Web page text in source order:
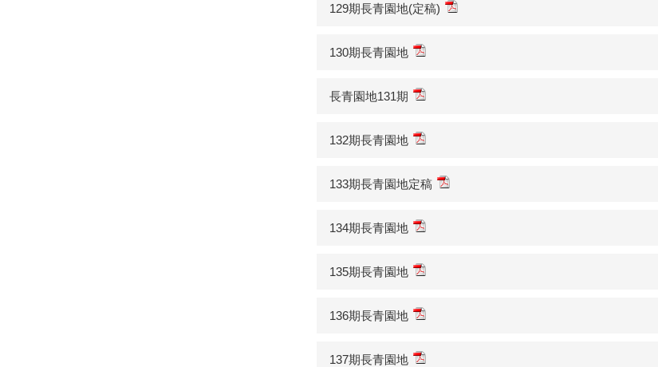
129期長青園地(定稿)
130期長青園地
長青園地131期
132期長青園地
133期長青園地定稿
134期長青園地
135期長青園地
136期長青園地
137期長青園地